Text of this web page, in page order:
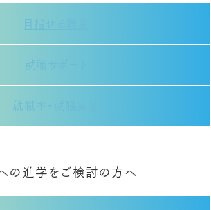
目指せる職業
就職サポート
就職率・就職実績
の進学をご検討の方へ